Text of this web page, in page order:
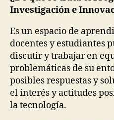
Investigación e
Es un espacio de
docentes y estudiantes
discutir y trabajar en
problemáticas de su
posibles respuestas y
el interés y actitudes
la tecnología.